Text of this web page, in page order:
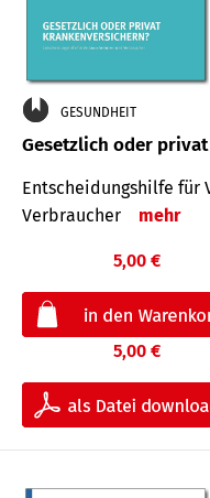
GESUNDHEIT
Gesetzlich oder
Entscheidungshilfe für
Verbraucher
mehr
5,00 €
5,00 €